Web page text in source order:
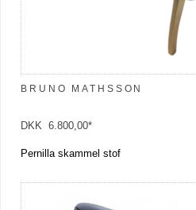
BRUNO MATHSSON
DKK 6.800,00*
Pernilla skammel stof